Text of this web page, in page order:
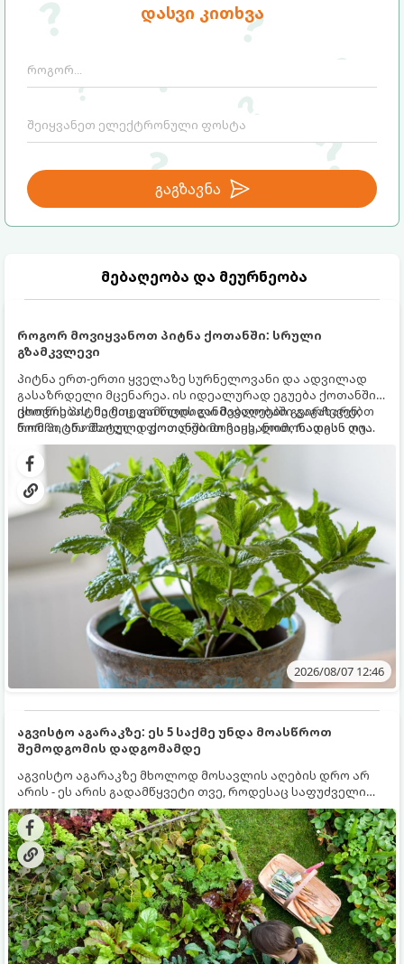
დასვი კითხვა
გაგზავნა
მებაღეობა და მეურნეობა
როგორ მოვიყვანოთ პიტნა ქოთანში: სრული
გზამკვლევი
პიტნა ერთ-ერთი ყველაზე სურნელოვანი და ადვილად
გასაზრდელი მცენარეა. ის იდეალურად ეგუება ქოთანში
ცხოვრებას, მეტიც, გამოცდილი მებაღეები გვირჩევენ,
რომ პიტნა მხოლოდ ქოთანში მოვიყვანოთ, რადგან ღია
გრუნტში (ბაღში) დარგვისას ის ფესვებით ძალიან
სწრაფად ვრცელდება და სხვა მცენარეებს ავიწროებს.
ქოთნის პიტნა მთელი წლის განმავლობაში გაგახარებთ
ნორჩი, არომატული ფოთლებით ჩაის, ლიმონათისა თუ
კერძებისთვის.
2026/08/07 12:46
აგვისტო აგარაკზე: ეს 5 საქმე უნდა მოასწროთ
შემოდგომის დადგომამდე
აგვისტო აგარაკზე მხოლოდ მოსავლის აღების დრო არ
არის - ეს არის გადამწყვეტი თვე, როდესაც საფუძველი
ეყრება მომავალი წლის მოსავალს და ბაღი მზადდება
შემოდგომა-ზამთრის სეზონისთვის. იმისათვის, რომ
ნიადაგმა ენერგია აღიდგინოს, ხოლო მცენარეებმა
ზამთარს გაუძლონ, აგვისტოს ბოლომდე 5
მნიშვნელოვანი საქმის გაკეთება უნდა მოასწროთ: